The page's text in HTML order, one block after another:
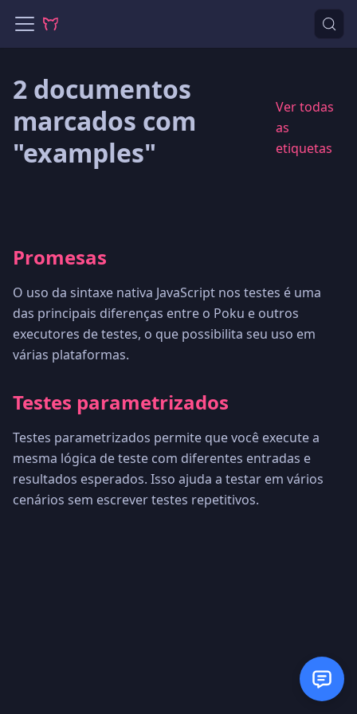
2 documentos
marcados com
"examples"
Ver todas
as
etiquetas
Promesas
O uso da sintaxe nativa JavaScript nos testes é uma
das principais diferenças entre o Poku e outros
executores de testes, o que possibilita seu uso em
várias plataformas.
Testes parametrizados
Testes parametrizados permite que você execute a
mesma lógica de teste com diferentes entradas e
resultados esperados. Isso ajuda a testar em vários
cenários sem escrever testes repetitivos.